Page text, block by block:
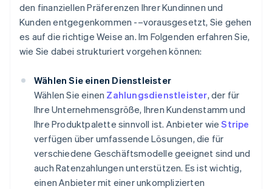
den finanziellen Präferenzen Ihrer Kundinnen und
Kunden entgegenkommen -–vorausgesetzt, Sie gehen
es auf die richtige Weise an. Im Folgenden erfahren Sie,
wie Sie dabei strukturiert vorgehen können:
Wählen Sie einen Dienstleister
Wählen Sie einen Zahlungsdienstleister, der für
Ihre Unternehmensgröße, Ihren Kundenstamm und
Ihre Produktpalette sinnvoll ist. Anbieter wieStripe
verfügen über umfassende Lösungen, die für
verschiedene Geschäftsmodelle geeignet sind und
auch Ratenzahlungen unterstützen. Es ist wichtig,
einen Anbieter mit einer unkomplizierten